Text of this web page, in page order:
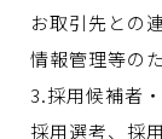
お取引先との
情報管理等の
3.採用候補者
採用選考、採